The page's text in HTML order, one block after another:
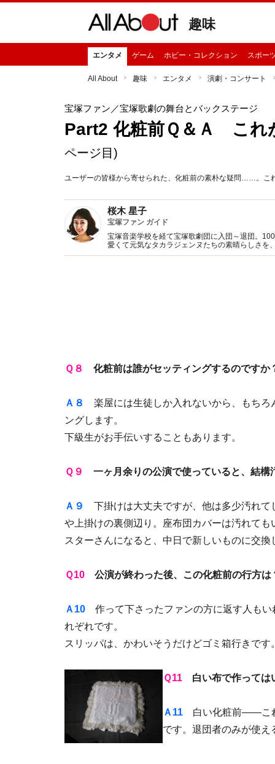
趣味
エンタメ ゲーム ホビー・コレクション スポー
All About 趣味 エンタメ 演劇・コンサート
宝塚ファン ／宝塚歌劇の舞台とバックステージ
Part2 化粧前Ｑ＆Ａ これ
ページ目)
ユーザーの皆様から寄せられた、化粧前の素朴な疑問……。こ
桜木 星子
宝塚ファン ガイド
宝塚音楽学校を経て宝塚歌劇団に入団～退団。
愛くて元気なタカラジェンヌたちの素晴らしさを
Ｑ８ 化粧前は誰がセッティングするのですか
Ａ８
楽屋には生徒しか入れないから、もちろ
ングします。
下級生がお手伝いすることもあります。
Ｑ９ 一ヶ月余りの公演で使っていると、結
Ａ９
下掛けは大丈夫ですが、他は多少汚れて
や上掛けの裏側辺り。座布団カバーは汚れても
スターさんになると、中日で新しいものに交換
Ｑ10 公演が終わった後、この化粧前の行方は
Ａ10 作って下さったファンの方に返す人も
れぞれです。
スリッパは、かわいそうだけどゴミ箱行きです。
Ｑ11 白い布で作っては
Ａ11 白い化粧前――これ
です。退団者のみが使え